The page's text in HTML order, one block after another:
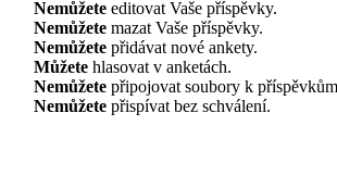
Nemůžete editovat Vaše příspěvky.
Nemůžete mazat Vaše příspěvky.
Nemůžete přidávat nové ankety.
Můžete hlasovat v anketách.
Nemůžete připojovat soubory k
Nemůžete přispívat bez schválení.